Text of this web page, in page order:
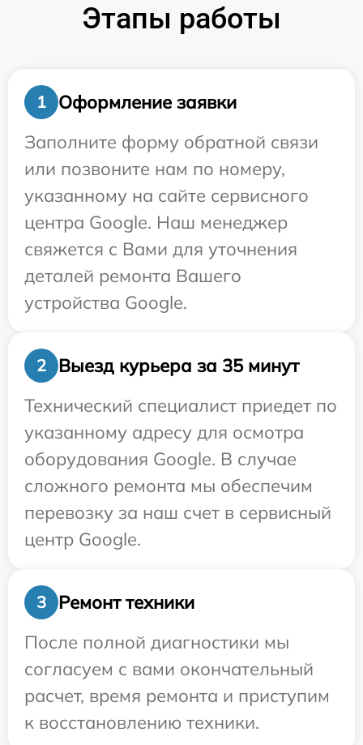
Этапы работы
1
Оформление заявки
Заполните форму обратной связи
или позвоните нам по номеру,
указанному на сайте сервисного
центра Google. Наш менеджер
свяжется с Вами для уточнения
деталей ремонта Вашего
устройства Google.
2
Выезд курьера за 35 минут
Технический специалист приедет по
указанному адресу для осмотра
оборудования Google. В случае
сложного ремонта мы обеспечим
перевозку за наш счет в сервисный
центр Google.
3
Ремонт техники
После полной диагностики мы
согласуем с вами окончательный
расчет, время ремонта и приступим
к восстановлению техники.